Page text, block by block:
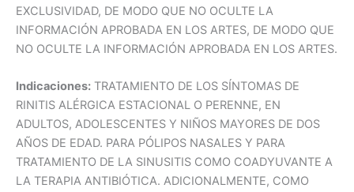
EXCLUSIVIDAD, DE MODO QUE NO OCULTE LA
INFORMACIÓN APROBADA EN LOS ARTES, DE MODO QUE
NO OCULTE LA INFORMACIÓN APROBADA EN LOS ARTES.
Indicaciones: TRATAMIENTO DE LOS SÍNTOMAS DE
RINITIS ALÉRGICA ESTACIONAL O PERENNE, EN
ADULTOS, ADOLESCENTES Y NIÑOS MAYORES DE DOS
AÑOS DE EDAD. PARA PÓLIPOS NASALES Y PARA
TRATAMIENTO DE LA SINUSITIS COMO COADYUVANTE A
LA TERAPIA ANTIBIÓTICA. ADICIONALMENTE, COMO